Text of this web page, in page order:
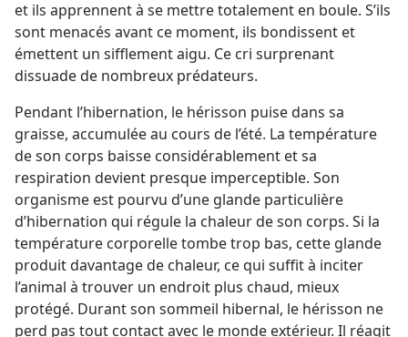
et ils apprennent à se mettre totalement en boule. S’ils
sont menacés avant ce moment, ils bondissent et
émettent un sifflement aigu. Ce cri surprenant
dissuade de nombreux prédateurs.
Pendant l’hibernation, le hérisson puise dans sa
graisse, accumulée au cours de l’été. La température
de son corps baisse considérablement et sa
respiration devient presque imperceptible. Son
organisme est pourvu d’une glande particulière
d’hibernation qui régule la chaleur de son corps. Si la
température corporelle tombe trop bas, cette glande
produit davantage de chaleur, ce qui suffit à inciter
l’animal à trouver un endroit plus chaud, mieux
protégé. Durant son sommeil hibernal, le hérisson ne
perd pas tout contact avec le monde extérieur. Il réagit